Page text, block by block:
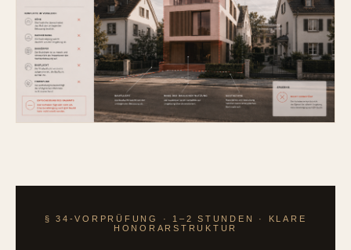
§ 34-VORPRÜFUNG · 1–2 STUNDEN · KLARE
HONORARSTRUKTUR